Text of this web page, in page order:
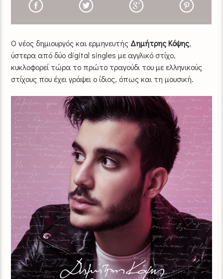
Ο νέος δημιουργός και ερμηνευτής Δημήτρης Κόψης,
ύστερα από δύο digital singles με αγγλικό στίχο,
κυκλοφορεί τώρα το πρώτο τραγούδι του με ελληνικούς
στίχους που έχει γράψει ο ίδιος, όπως και τη μουσική.